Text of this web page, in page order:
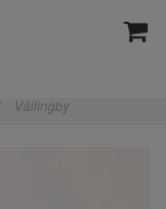
Vällingby